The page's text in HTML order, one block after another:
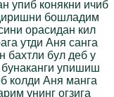
упиб конякни ичиб
бошладим
орасидан кил
утди Аня санга
бахтли бул деб у
упишиш
колди Аня манга
унинг огзига